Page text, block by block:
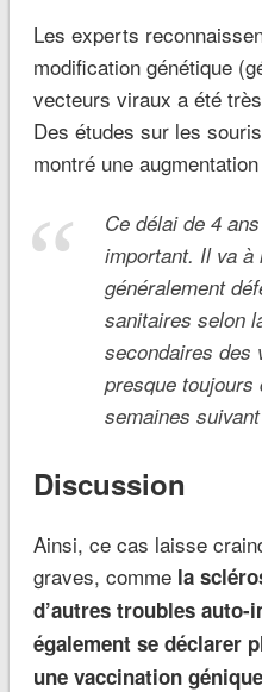
Les experts
modification génétique
vecteurs viraux a été
Des études sur les
montré une
Ce délai de 4
important. Il va à
généralement
sanitaires selon
secondaires des
presque
semaines
Discussion
Ainsi, ce cas laisse
graves, comme la
d’autres troubles auto-
également se déclarer
une vaccination